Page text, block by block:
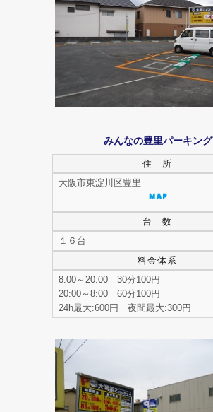
みんなの豊里パーキング
住 所
大阪市東淀川区豊里
台 数
１６台
料金体系
8:00～20:00 30分100円
20:00～8:00 60分100円
24h最大:600円 夜間最大:300円